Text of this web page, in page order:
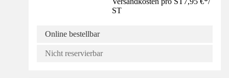
ST
Online bestellbar
Nicht reservierbar